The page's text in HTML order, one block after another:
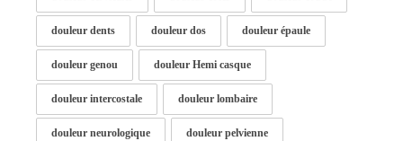
douleur dents douleur dos douleur épaule
douleur genou douleur Hemi casque
douleur intercostale douleur lombaire
douleur neurologique douleur pelvienne